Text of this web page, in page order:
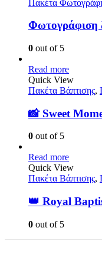
Πακέτα
Φωτογράφιση
0 out of 5
Read more
Quick View
Πακέτα Βάπτισης,
📸 Sweet
0 out of 5
Read more
Quick View
Πακέτα Βάπτισης,
👑 Royal
0 out of 5